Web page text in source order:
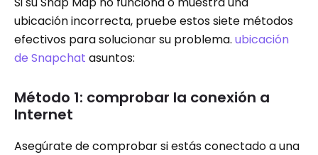
ubicación incorrecta, pruebe estos siete métodos
efectivos para solucionar su problema. ubicación
de Snapchat asuntos:
Método 1: comprobar la conexión a
Internet
Asegúrate de comprobar si estás conectado a una